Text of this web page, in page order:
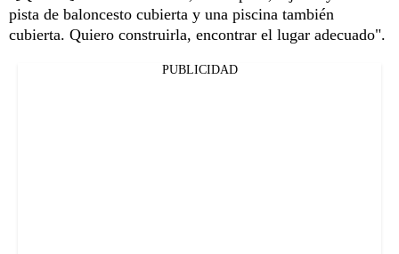
pista de baloncesto cubierta y una piscina también
cubierta. Quiero construirla, encontrar el lugar adecuado".
PUBLICIDAD